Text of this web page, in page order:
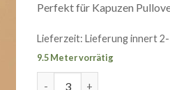
Perfekt für Kapuzen
Lieferzeit:Lieferung innert
9.5 Meter vorrätig